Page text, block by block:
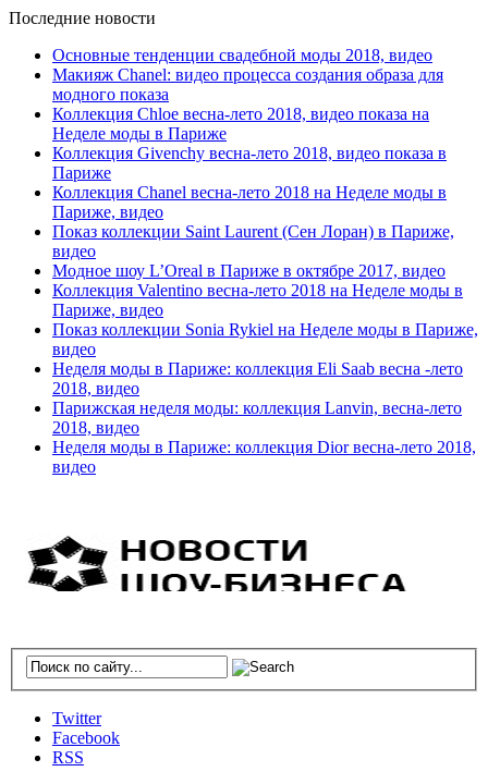
Последние новости
Основные тенденции свадебной моды 2018, видео
Макияж Chanel: видео процесса создания образа для
модного показа
Коллекция Chloe весна-лето 2018, видео показа на
Неделе моды в Париже
Коллекция Givenchy весна-лето 2018, видео показа в
Париже
Коллекция Chanel весна-лето 2018 на Неделе моды в
Париже, видео
Показ коллекции Saint Laurent (Сен Лоран) в Париже,
видео
Модное шоу L’Oreal в Париже в октябре 2017, видео
Коллекция Valentino весна-лето 2018 на Неделе моды в
Париже, видео
Показ коллекции Sonia Rykiel на Неделе моды в Париже,
видео
Неделя моды в Париже: коллекция Eli Saab весна -лето
2018, видео
Парижская неделя моды: коллекция Lanvin, весна-лето
2018, видео
Неделя моды в Париже: коллекция Dior весна-лето 2018,
видео
Twitter
Facebook
RSS